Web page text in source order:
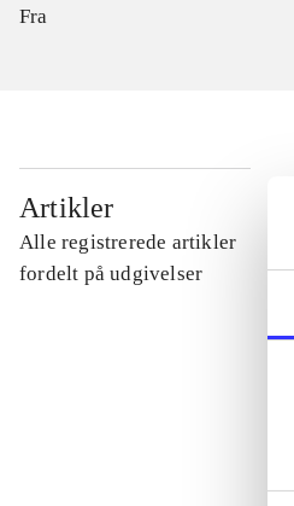
Fra
Artikler
Alle registrerede artikler
fordelt på udgivelser